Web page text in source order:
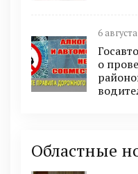
6
о
Областные